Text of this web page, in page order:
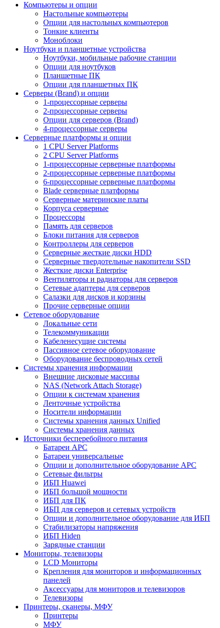
Компьютеры и опции
Настольные компьютеры
Опции для настольных компьютеров
Тонкие клиенты
Моноблоки
Ноутбуки и планшетные устройства
Ноутбуки, мобильные рабочие станции
Опции для ноутбуков
Планшетные ПК
Опции для планшетных ПК
Серверы (Brand) и опции
1-процессорные серверы
2-процессорные серверы
Опции для серверов (Brand)
4-процессорные серверы
Серверные платформы и опции
1 CPU Server Platforms
2 CPU Server Platforms
1-процессорные серверные платформы
2-процессорные серверные платформы
6-процессорные серверные платформы
Blade серверные платформы
Серверные материнские платы
Корпуса серверные
Процессоры
Память для серверов
Блоки питания для серверов
Контроллеры для серверов
Серверные жесткие диски HDD
Серверные твердотельные накопители SSD
Жесткие диски Enterprise
Вентиляторы и радиаторы для серверов
Сетевые адаптеры для серверов
Салазки для дисков и корзины
Прочие серверные опции
Сетевое оборудование
Локальные сети
Телекоммуникации
Кабеленесущие системы
Пассивное сетевое оборудование
Оборудование беспроводных сетей
Системы хранения информации
Внешние дисковые массивы
NAS (Network Attach Storage)
Опции к системам хранения
Ленточные устройства
Носители информации
Системы хранения данных Unified
Системы хранения данных
Источники бесперебойного питания
Батареи APC
Батареи универсальные
Опции и дополнительное оборудование АРС
Сетевые фильтры
ИБП Huawei
ИБП большой мощности
ИБП для ПК
ИБП для серверов и сетевых устройств
Опции и дополнительное оборудование для ИБП
Стабилизаторы напряжения
ИБП Hiden
Зарядные станции
Мониторы, телевизоры
LCD Мониторы
Крепления для мониторов и информационных
панелей
Аксессуары для мониторов и телевизоров
Телевизоры
Принтеры, сканеры, МФУ
Принтеры
МФУ